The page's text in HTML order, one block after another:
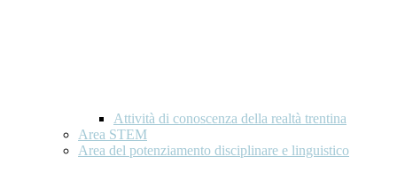
Attività di conoscenza della realtà trentina
Area STEM
Area del potenziamento disciplinare e linguistico